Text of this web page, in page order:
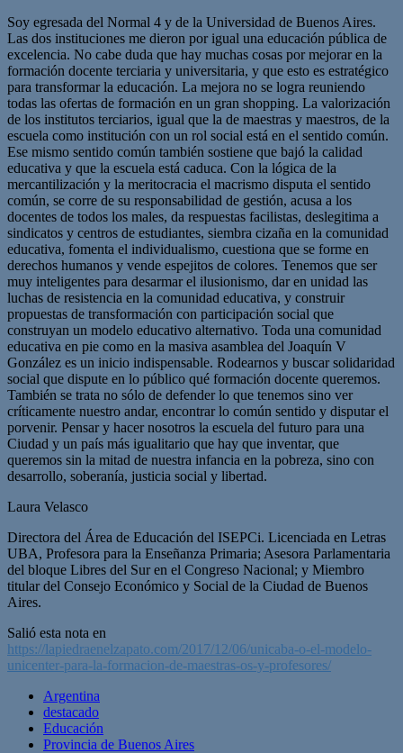
Soy egresada del Normal 4 y de la Universidad de Buenos Aires.
Las dos instituciones me dieron por igual una educación pública de
excelencia. No cabe duda que hay muchas cosas por mejorar en la
formación docente terciaria y universitaria, y que esto es estratégico
para transformar la educación. La mejora no se logra reuniendo
todas las ofertas de formación en un gran shopping. La valorización
de los institutos terciarios, igual que la de maestras y maestros, de la
escuela como institución con un rol social está en el sentido común.
Ese mismo sentido común también sostiene que bajó la calidad
educativa y que la escuela está caduca. Con la lógica de la
mercantilización y la meritocracia el macrismo disputa el sentido
común, se corre de su responsabilidad de gestión, acusa a los
docentes de todos los males, da respuestas facilistas, deslegitima a
sindicatos y centros de estudiantes, siembra cizaña en la comunidad
educativa, fomenta el individualismo, cuestiona que se forme en
derechos humanos y vende espejitos de colores. Tenemos que ser
muy inteligentes para desarmar el ilusionismo, dar en unidad las
luchas de resistencia en la comunidad educativa, y construir
propuestas de transformación con participación social que
construyan un modelo educativo alternativo. Toda una comunidad
educativa en pie como en la masiva asamblea del Joaquín V
González es un inicio indispensable. Rodearnos y buscar solidaridad
social que dispute en lo público qué formación docente queremos.
También se trata no sólo de defender lo que tenemos sino ver
críticamente nuestro andar, encontrar lo común sentido y disputar el
porvenir. Pensar y hacer nosotros la escuela del futuro para una
Ciudad y un país más igualitario que hay que inventar, que
queremos sin la mitad de nuestra infancia en la pobreza, sino con
desarrollo, soberanía, justicia social y libertad.
Laura Velasco
Directora del Área de Educación del ISEPCi. Licenciada en Letras
UBA, Profesora para la Enseñanza Primaria; Asesora Parlamentaria
del bloque Libres del Sur en el Congreso Nacional; y Miembro
titular del Consejo Económico y Social de la Ciudad de Buenos
Aires.
Salió esta nota en
https://lapiedraenelzapato.com/2017/12/06/unicaba-o-el-modelo-
unicenter-para-la-formacion-de-maestras-os-y-profesores/
Argentina
destacado
Educación
Provincia de Buenos Aires